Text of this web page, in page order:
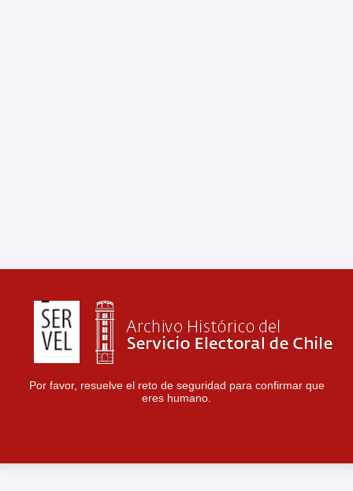
Por favor, resuelve el reto de seguridad para confirmar que
eres humano.